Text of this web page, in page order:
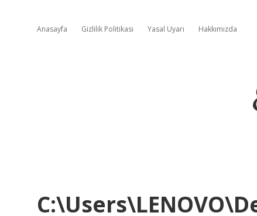
Anasayfa Gizlilik Politikası Yasal Uyarı Hakkımızda